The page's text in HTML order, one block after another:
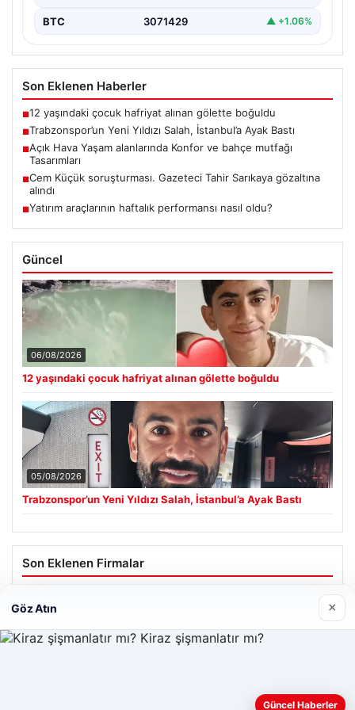
BTC 3071429 ▲ +1.06%
Son Eklenen Haberler
■12 yaşındaki çocuk hafriyat alınan gölette boğuldu
■Trabzonspor’un Yeni Yıldızı Salah, İstanbul’a Ayak Bastı
■Açık Hava Yaşam alanlarında Konfor ve bahçe mutfağı
Tasarımları
■Cem Küçük soruşturması. Gazeteci Tahir Sarıkaya gözaltına
alındı
■Yatırım araçlarının haftalık performansı nasıl oldu?
Güncel
06/08/2026
12 yaşındaki çocuk hafriyat alınan gölette boğuldu
05/08/2026
Trabzonspor’un Yeni Yıldızı Salah, İstanbul’a Ayak Bastı
Son Eklenen Firmalar
Web sitemizi nasıl kullandığınızı daha iyi anlayabilmek,
Göz Atın ×
Güncel Haberler